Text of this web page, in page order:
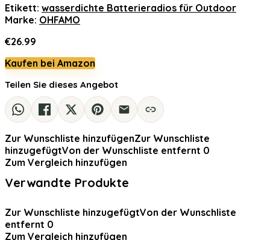
Etikett: wasserdichte Batterieradios für Outdoor
Marke: OHFAMO
€26.99
Kaufen bei Amazon
Teilen Sie dieses Angebot
Zur Wunschliste hinzufügenZur Wunschliste
hinzugefügtVon der Wunschliste entfernt 0
Zum Vergleich hinzufügen
Verwandte Produkte
Zur Wunschliste hinzugefügtVon der Wunschliste
entfernt 0
Zum Vergleich hinzufügen